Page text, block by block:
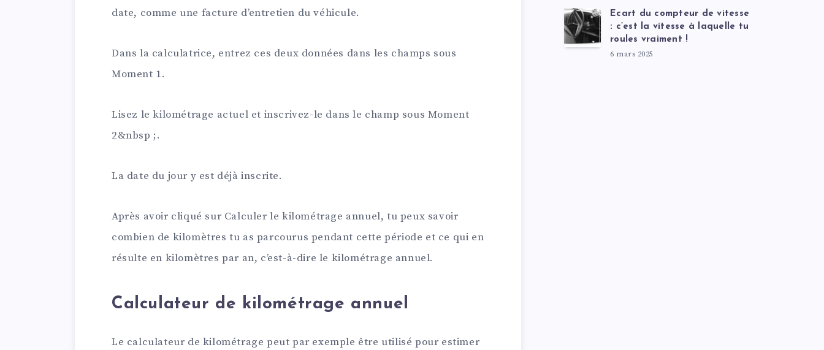
date, comme une facture d’entretien du véhicule.
Dans la calculatrice, entrez ces deux données dans les champs sous
Moment 1.
Lisez le kilométrage actuel et inscrivez-le dans le champ sous Moment
2&nbsp ;.
La date du jour y est déjà inscrite.
Après avoir cliqué sur Calculer le kilométrage annuel, tu peux savoir
combien de kilomètres tu as parcourus pendant cette période et ce qui en
résulte en kilomètres par an, c’est-à-dire le kilométrage annuel.
Calculateur de kilométrage annuel
Le calculateur de kilométrage peut par exemple être utilisé pour estimer
Ecart du compteur de vitesse
: c’est la vitesse à laquelle tu
roules vraiment !
6 mars 2025